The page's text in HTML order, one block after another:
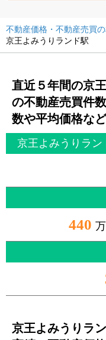
不動産価格・不動産売買
京王よみうりランド駅
直近５年間の京
の不動産売買件
数や平均価格など
京王よみうりラ
440
京王よみうりラ